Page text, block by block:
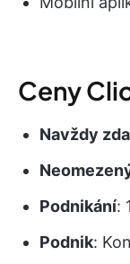
Ceny
Navždy
Podnikání:
Podnik: